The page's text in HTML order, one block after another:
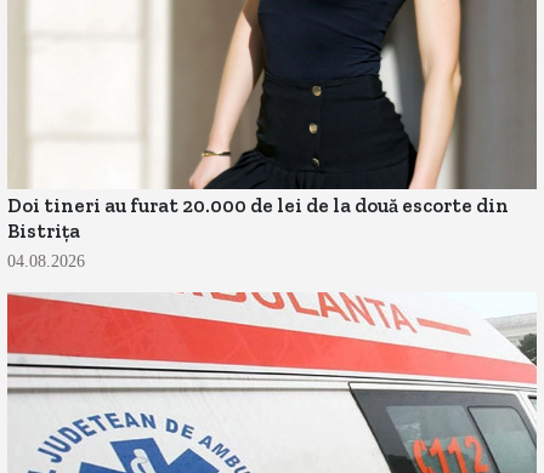
Doi tineri au furat 20.000 de lei de la două escorte din
Bistrița
04.08.2026